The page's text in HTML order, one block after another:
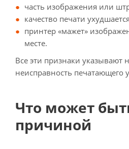
часть изображения или
качество печати
принтер «мажет»
месте.
Все эти признаки указывают
неисправность печатающего
Что может
причиной